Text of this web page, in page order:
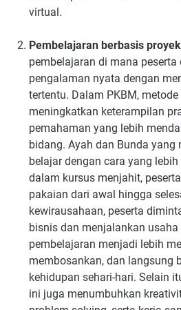
virtual.
Pembelajaran berbasis proyek
pembelajaran di mana
pengalaman nyata dengan
tertentu. Dalam PKBM,
meningkatkan keterampilan
pemahaman yang lebih
bidang. Ayah dan Bunda yang
belajar dengan cara yang
dalam kursus menjahit,
pakaian dari awal hingga
kewirausahaan, peserta
bisnis dan menjalankan
pembelajaran menjadi lebih
membosankan, dan langsung
kehidupan sehari-hari. Selain
ini juga menumbuhkan